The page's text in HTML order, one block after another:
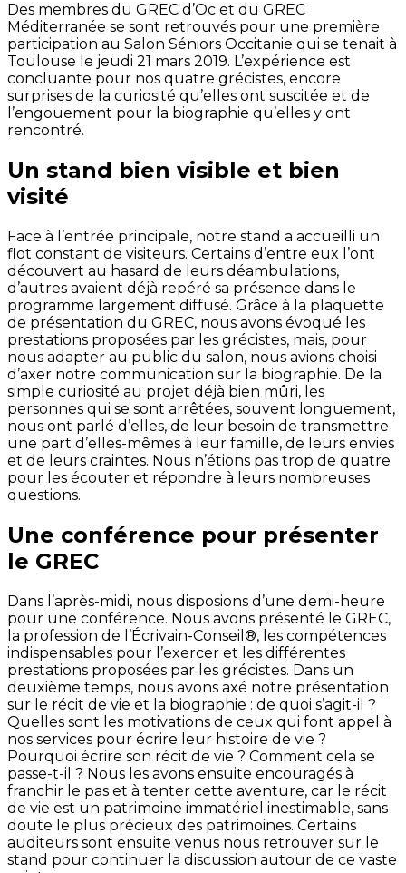
Des membres du GREC d’Oc et du GREC
Méditerranée se sont retrouvés pour une première
participation au Salon Séniors Occitanie qui se tenait à
Toulouse le jeudi 21 mars 2019. L’expérience est
concluante pour nos quatre grécistes, encore
surprises de la curiosité qu’elles ont suscitée et de
l’engouement pour la biographie qu’elles y ont
rencontré.
Un stand bien visible et bien
visité
Face à l’entrée principale, notre stand a accueilli un
flot constant de visiteurs. Certains d’entre eux l’ont
découvert au hasard de leurs déambulations,
d’autres avaient déjà repéré sa présence dans le
programme largement diffusé. Grâce à la plaquette
de présentation du GREC, nous avons évoqué les
prestations proposées par les grécistes, mais, pour
nous adapter au public du salon, nous avions choisi
d’axer notre communication sur la biographie. De la
simple curiosité au projet déjà bien mûri, les
personnes qui se sont arrêtées, souvent longuement,
nous ont parlé d’elles, de leur besoin de transmettre
une part d’elles-mêmes à leur famille, de leurs envies
et de leurs craintes. Nous n’étions pas trop de quatre
pour les écouter et répondre à leurs nombreuses
questions.
Une conférence pour présenter
le GREC
Dans l’après-midi, nous disposions d’une demi-heure
pour une conférence. Nous avons présenté le GREC,
la profession de l’Écrivain-Conseil®, les compétences
indispensables pour l’exercer et les différentes
prestations proposées par les grécistes. Dans un
deuxième temps, nous avons axé notre présentation
sur le récit de vie et la biographie : de quoi s’agit-il ?
Quelles sont les motivations de ceux qui font appel à
nos services pour écrire leur histoire de vie ?
Pourquoi écrire son récit de vie ? Comment cela se
passe-t-il ? Nous les avons ensuite encouragés à
franchir le pas et à tenter cette aventure, car le récit
de vie est un patrimoine immatériel inestimable, sans
doute le plus précieux des patrimoines. Certains
auditeurs sont ensuite venus nous retrouver sur le
stand pour continuer la discussion autour de ce vaste